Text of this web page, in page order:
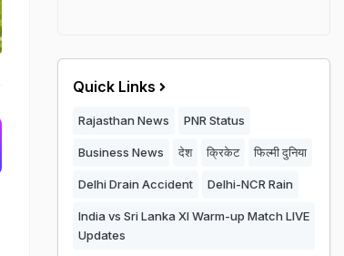
Quick Links
Rajasthan News PNR Status
Business News देश क्रिकेट फिल्मी दुनिया
Delhi Drain Accident Delhi-NCR Rain
India vs Sri Lanka XI Warm-up Match LIVE
Updates